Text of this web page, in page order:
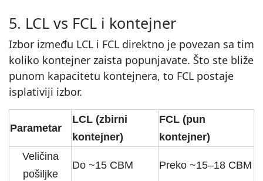
5. LCL vs FCL i kontejner
Izbor između LCL i FCL direktno je povezan sa tim
koliko kontejner zaista popunjavate. Što ste bliže
punom kapacitetu kontejnera, to FCL postaje
isplativiji izbor.
Parametar
LCL (zbirni
kontejner)
FCL (pun
kontejner)
Veličina
pošiljke
Do ~15 CBM Preko ~15–18 CBM